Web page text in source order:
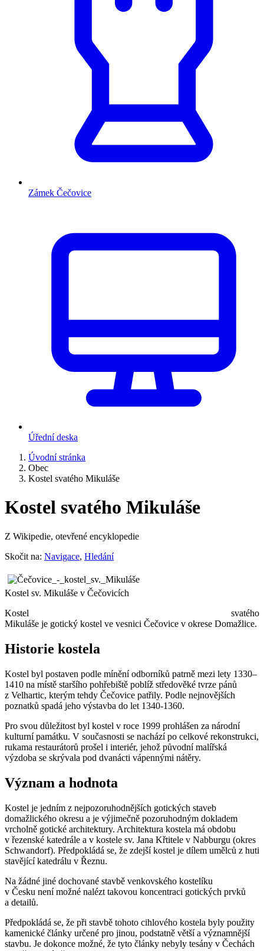
Zámek Čečovice
Úřední deska
Úvodní stránka
Obec
Kostel svatého Mikuláše
Kostel svatého Mikuláše
Z Wikipedie, otevřené encyklopedie
Skočit na: Navigace, Hledání
Kostel sv. Mikuláše v Čečovicích
Kostel svatého
Mikuláše je gotický kostel ve vesnici Čečovice v okrese Domažlice.
Historie kostela
Kostel byl postaven podle mínění odborníků patrně mezi lety 1330–
1410 na místě staršího pohřebiště poblíž středověké tvrze pánů
z Velhartic, kterým tehdy Čečovice patřily. Podle nejnovějších
poznatků spadá jeho výstavba do let 1340-1360.
Pro svou důležitost byl kostel v roce 1999 prohlášen za národní
kulturní památku. V současnosti se nachází po celkové rekonstrukci,
rukama restaurátorů prošel i interiér, jehož původní malířská
výzdoba se skrývala pod dvanácti vápennými nátěry.
Význam a hodnota
Kostel je jedním z nejpozoruhodnějších gotických staveb
domažlického okresu a je výjimečně pozoruhodným dokladem
vrcholně gotické architektury. Architektura kostela má obdobu
v řezenské katedrále a v kostele sv. Jana Křtitele v Nabburgu (okres
Schwandorf). Předpokládá se, že zdejší kostel je dílem umělců z huti
stavějící katedrálu v Řeznu.
Na žádné jiné dochované stavbě venkovského kostelíku
v Česku není možné nalézt takovou koncentraci gotických prvků
a detailů.
Předpokládá se, že při stavbě tohoto cihlového kostela byly použity
kamenické články určené pro jinou, podstatně větší a významnější
stavbu. Je dokonce možné, že tyto články nebyly tesány v Čechách